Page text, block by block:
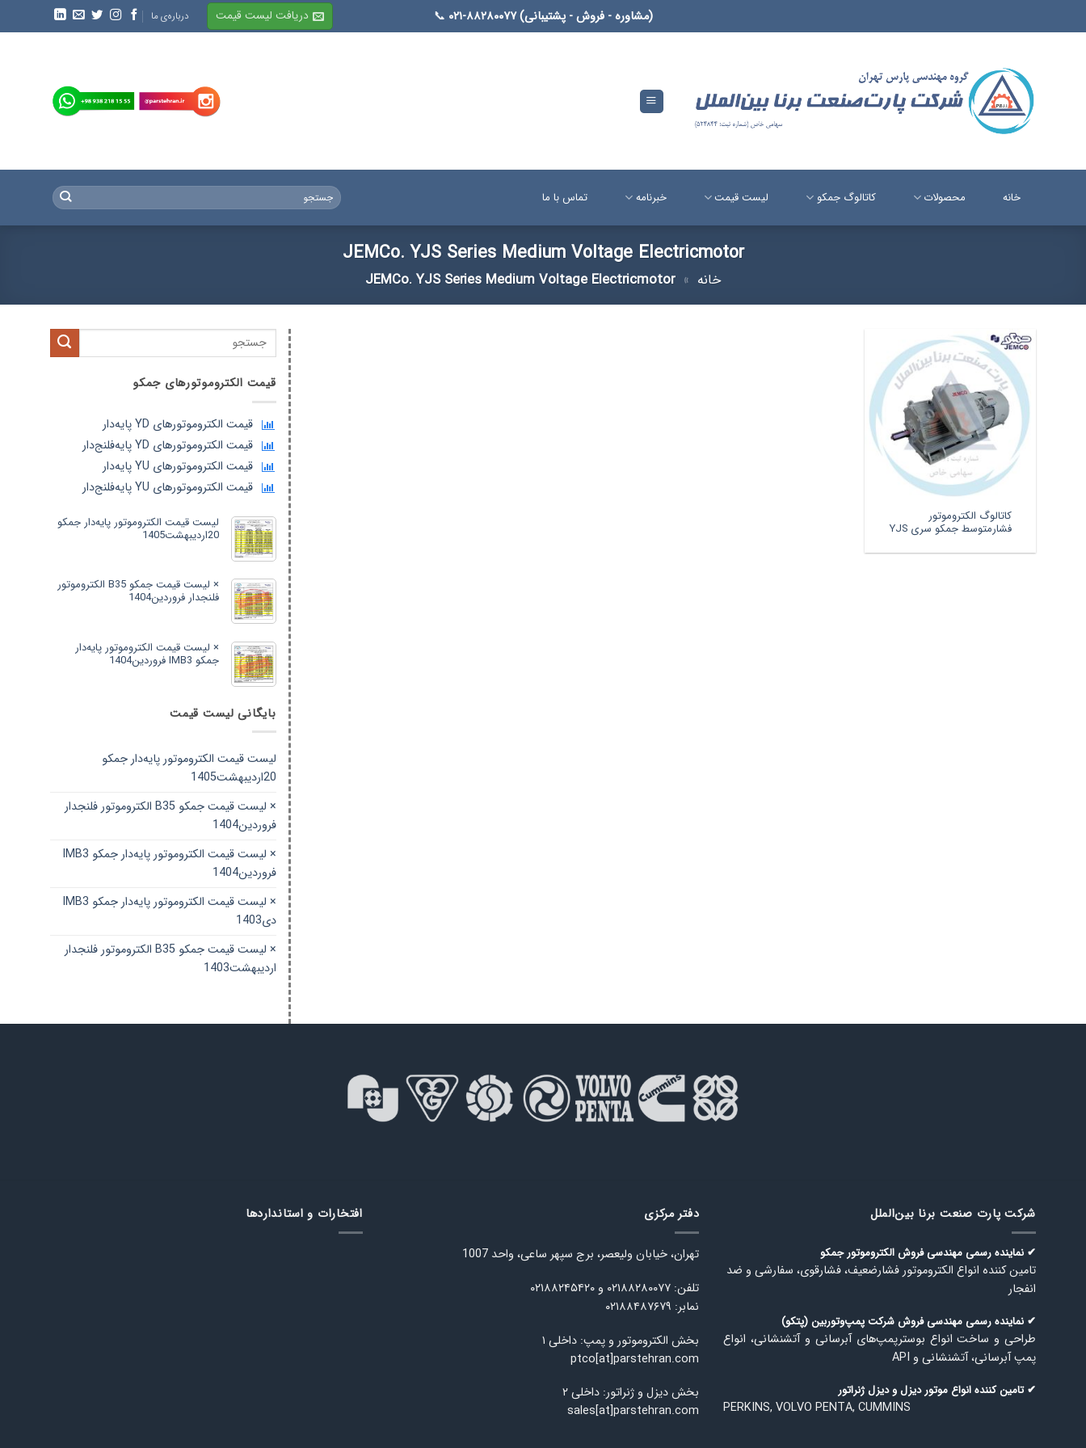
(مشاوره - فروش - پشتیبانی) ۸۸۲۸۰۰۷۷-۰۲۱ 📞 دریافت لیست قیمت درباره‌ی ما
خانه محصولات کاتالوگ جمکو لیست قیمت خبرنامه تماس با ما
جستجو
برای:
JEMCo. YJS Series Medium Voltage Electricmotor
خانه »
JEMCo. YJS Series Medium Voltage Electricmotor
کاتالوگ الکتروموتور
فشارمتوسط جمکو سری YJS
قیمت الکتروموتورهای جمکو
قیمت الکتروموتورهای YD پایه‌دار
قیمت الکتروموتورهای YD پایه‌فلنج‌دار
قیمت الکتروموتورهای YU پایه‌دار
قیمت الکتروموتورهای YU پایه‌فلنج‌دار
لیست قیمت الکتروموتور پایه‌دار جمکو
20اردیبهشت1405
× لیست قیمت جمکو B35 الکتروموتور
فلنجدار فروردین1404
× لیست قیمت الکتروموتور پایه‌دار
جمکو IMB3 فروردین1404
بایگانی لیست قیمت
لیست قیمت الکتروموتور پایه‌دار جمکو
20اردیبهشت1405
× لیست قیمت جمکو B35 الکتروموتور فلنجدار
فروردین1404
× لیست قیمت الکتروموتور پایه‌دار جمکو IMB3
فروردین1404
× لیست قیمت الکتروموتور پایه‌دار جمکو IMB3
دی1403
× لیست قیمت جمکو B35 الکتروموتور فلنجدار
اردیبهشت1403
شرکت پارت صنعت برنا بین‌الملل
✔ نماینده رسمی مهندسی فروش الكتروموتور جمكو
تامین كننده انواع الكتروموتور فشارضعیف، فشارقوی، سفارشی و ضد
انفجار
✔ نماینده رسمی مهندسی فروش شركت پمپ‌وتوربین (پتكو)
طراحی و ساخت انواع بوسترپمپ‌های آبرسانی و آتشنشانی، انواع
پمپ آبرسانی، آتشنشانی و API
✔ تامین كننده انواع موتور دیزل و دیزل ژنراتور
PERKINS, VOLVO PENTA, CUMMINS
دفتر مرکزی
تهران، خیابان ولیعصر، برج سپهر ساعی، واحد 1007
تلفن: ۰۲۱۸۸۲۸۰۰۷۷ و ۰۲۱۸۸۲۴۵۴۲۰
نمابر: ۰۲۱۸۸۴۸۷۶۷۹
بخش الکتروموتور و پمپ: داخلی ۱
ptco[at]parstehran.com
بخش دیزل و ژنراتور: داخلی ۲
sales[at]parstehran.com
افتخارات و استانداردها